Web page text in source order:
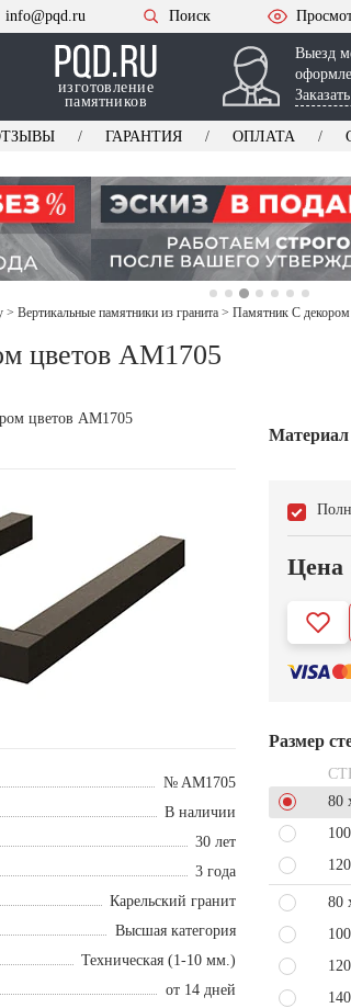
info@pqd.ru Поиск
изготовление
памятников
Выезд
ГАРАНТИЯ ОПЛАТА
> Вертикальные памятники из гранита > Памятник С
цветов AM1705
№ AM1705
В наличии
30 лет
3 года
Карельский гранит
Высшая категория
Техническая (1-10 мм.)
от 14 дней
Материал
Цена
Размер
80
80